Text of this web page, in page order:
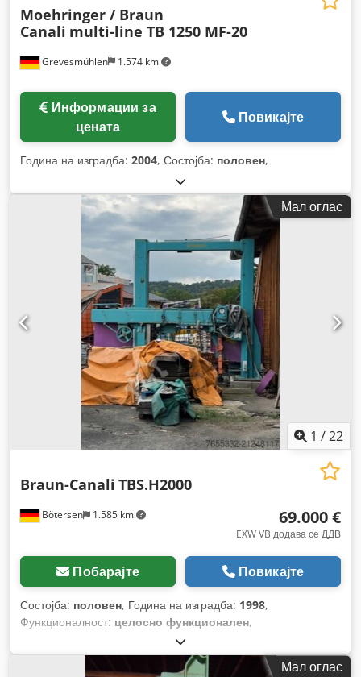
Grevesmühlen 1.574 km
Moehringer / Braun
Canali multi-line TB 1250 MF-20
цената
Повикајте
Година на изградба: 2004, Состојба: половен,
Мал оглас
1 /22
Bötersen 1.585 km
Braun-Canali TBS.H2000
69.000 €
EXW VB додава се ДДВ
Побарајте Повикајте
Состојба: половен, Година на изградба: 1998,
Функционалност: целосно функционален,
Мал оглас